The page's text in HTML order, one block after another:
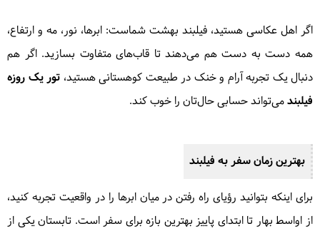
اگر اهل عکاسی هستید، فیلبند بهشت شماست: ابرها، نور، مه و ارتفاع،
همه دست به دست هم می‌دهند تا قاب‌های متفاوت بسازید. اگر هم
دنبال یک تجربه آرام و خنک در طبیعت کوهستانی هستید، تور یک روزه
فیلبندمی‌تواند حسابی حال‌تان را خوب کند.
بهترین زمان سفر به فیلبند
برای اینکه بتوانید رؤیای راه رفتن در میان ابرها را در واقعیت تجربه کنید،
از اواسط بهار تا ابتدای پاییز بهترین بازه برای سفر است. تابستان یکی از